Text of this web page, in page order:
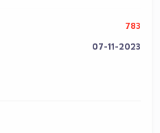
783
07-11-2023